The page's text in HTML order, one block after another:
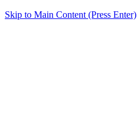
Skip to Main Content (Press Enter)